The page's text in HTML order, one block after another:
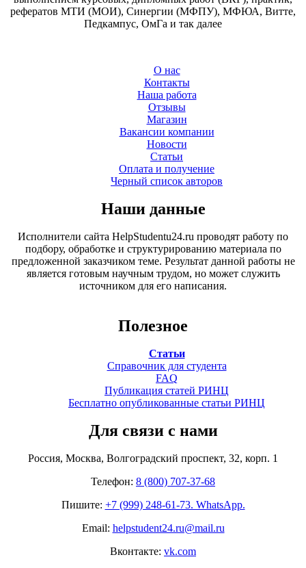
рефератов МТИ (МОИ), Синергии (МФПУ), МФЮА, Витте,
Педкампус, ОмГа и так далее
О нас
Контакты
Наша работа
Отзывы
Магазин
Вакансии компании
Новости
Статьи
Оплата и получение
Черный список авторов
Наши данные
Исполнители сайта HelpStudentu24.ru проводят работу по
подбору, обработке и структурированию материала по
предложенной заказчиком теме. Результат данной работы не
является готовым научным трудом, но может служить
источником для его написания.
Полезное
Статьи
Справочник для студента
FAQ
Публикация статей РИНЦ
Бесплатно опубликованные статьи РИНЦ
Для связи с нами
Россия, Москва, Волгоградский проспект, 32, корп. 1
Телефон: 8 (800) 707-37-68
Пишите: +7 (999) 248-61-73. WhatsApp.
Email: helpstudent24.ru@mail.ru
Вконтакте: vk.com